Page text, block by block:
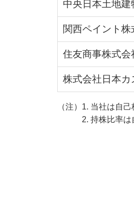
中央日本土地建
関西ペイント株
住友商事株式会
株式会社日本カ
（注）1. 当社は自
2. 持株比率は